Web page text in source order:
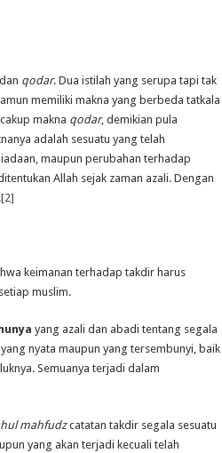
qodar. Dua istilah yang serupa tapi tak
memiliki makna yang berbeda tatkala
makna qodar, demikian pula
adalah sesuatu yang telah
maupun perubahan terhadap
Allah sejak zaman azali. Dengan
[2]
keimanan terhadap takdir harus
muslim.
yang azali dan abadi tentang segala
nyata maupun yang tersembunyi, baik
Semuanya terjadi dalam
mahfudzcatatan takdir segala sesuatu
yang akan terjadi kecuali telah